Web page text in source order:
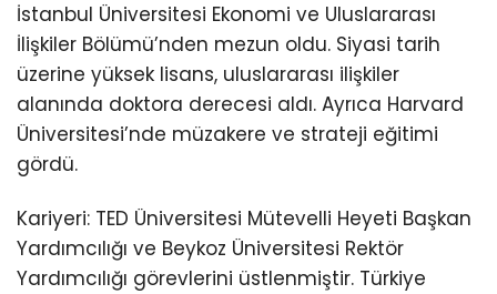
İstanbul Üniversitesi Ekonomi ve Uluslararası
İlişkiler Bölümü’nden mezun oldu. Siyasi tarih
üzerine yüksek lisans, uluslararası ilişkiler
alanında doktora derecesi aldı. Ayrıca Harvard
Üniversitesi’nde müzakere ve strateji eğitimi
gördü.
Kariyeri: TED Üniversitesi Mütevelli Heyeti Başkan
Yardımcılığı ve Beykoz Üniversitesi Rektör
Yardımcılığı görevlerini üstlenmiştir. Türkiye